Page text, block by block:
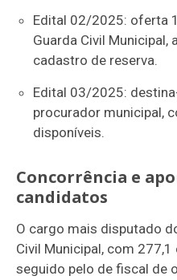
Edital 02/2025: oferta
Guarda Civil
cadastro de reserva.
Edital 03/2025:
procurador municipal,
disponíveis.
Concorrência e
candidatos
O cargo mais disputado
Civil Municipal, com
seguido pelo de fiscal de